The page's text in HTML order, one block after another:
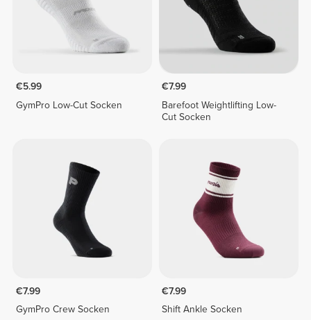
€5.99
GymPro Low-Cut Socken
€7.99
Barefoot Weightlifting Low-
Cut Socken
€7.99
GymPro Crew Socken
€7.99
Shift Ankle Socken